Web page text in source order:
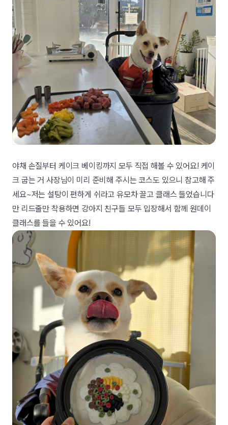
야채 손질부터 케이크 베이킹까지 모두 직접 해볼 수 있어요! 케이
크 굽는 거 사장님이 미리 준비해 주시는 코스도 있으니 참고해 주
세요~저는 설탕이 편하게 쉬라고 유모차 끌고 클래스 들었습니다
만 리드줄만 착용하면 강아지 친구들 모두 입장해서 함께 원데이
클래스를 들을 수 있어요!